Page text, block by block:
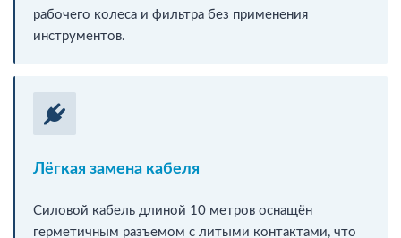
рабочего колеса и фильтра без применения
инструментов.
Лёгкая замена кабеля
Силовой кабель длиной 10 метров оснащён
герметичным разъемом с литыми контактами, что